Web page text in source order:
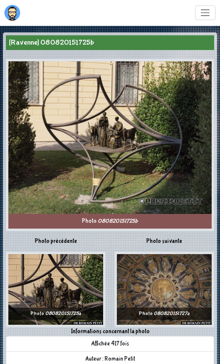
[Ravenne] 080820151725b
Photo 080820151725b
Photo précédente
Photo080820151725a
Informations concernant la photo
Affichée 417 fois
Auteur : Romain Petit
Photo suivante
Photo 080820151727a